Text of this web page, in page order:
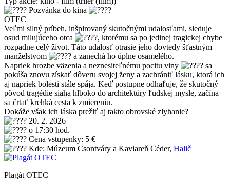
Pozvánka do kina
OTEC
Veľmi silný príbeh, inšpirovaný skutočnými udalosťami, sleduje
osud milujúceho otca
, ktorému sa po jedinej tragickej chybe
rozpadne celý život. Táto udalosť otrasie jeho dovtedy šťastným
manželstvom
a zanechá ho úplne osamelého.
Napriek hrozbe väzenia a neznesiteľnému pocitu viny
sa
pokúša znovu získať dôveru svojej ženy a zachrániť lásku, ktorá ich
aj napriek bolesti stále spája. Keď postupne odhaľuje, že skutočný
pôvod tragédie siaha hlboko do architektúry ľudskej mysle, začína
sa črtať krehká cesta k zmiereniu.
Dokáže však ich láska prežiť aj takto obrovské zlyhanie?
20. 2. 2026
o 17:30 hod.
Cena vstupenky: 5 €
Kde: Múzeum Csontváry a Kaviareň Céder, Halič
Plagát OTEC